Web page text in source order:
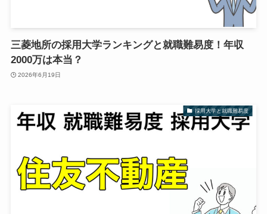
三菱地所の採用大学ランキングと就職難易度！年収
2000万は本当？
2026年6月19日
採用大学と就職難易度